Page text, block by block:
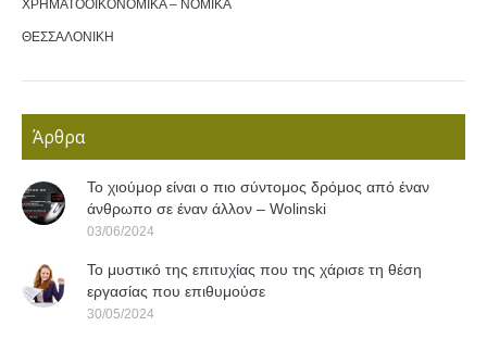
ΧΡΗΜΑΤΟΟΙΚΟΝΟΜΙΚΑ – ΝΟΜΙΚΑ
ΘΕΣΣΑΛΟΝΙΚΗ
Άρθρα
Το χιούμορ είναι ο πιο σύντομος δρόμος από έναν
άνθρωπο σε έναν άλλον – Wolinski
03/06/2024
Το μυστικό της επιτυχίας που της χάρισε τη θέση
εργασίας που επιθυμούσε
30/05/2024